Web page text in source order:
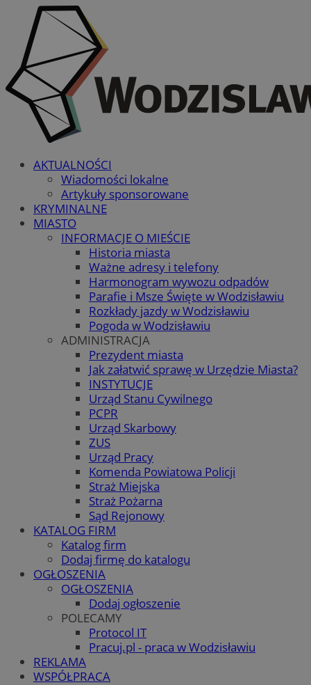
AKTUALNOŚCI
Wiadomości lokalne
Artykuły sponsorowane
KRYMINALNE
MIASTO
INFORMACJE O MIEŚCIE
Historia miasta
Ważne adresy i telefony
Harmonogram wywozu odpadów
Parafie i Msze Święte w Wodzisławiu
Rozkłady jazdy w Wodzisławiu
Pogoda w Wodzisławiu
ADMINISTRACJA
Prezydent miasta
Jak załatwić sprawę w Urzędzie Miasta?
INSTYTUCJE
Urząd Stanu Cywilnego
PCPR
Urząd Skarbowy
ZUS
Urząd Pracy
Komenda Powiatowa Policji
Straż Miejska
Straż Pożarna
Sąd Rejonowy
KATALOG FIRM
Katalog firm
Dodaj firmę do katalogu
OGŁOSZENIA
OGŁOSZENIA
Dodaj ogłoszenie
POLECAMY
Protocol IT
Pracuj.pl - praca w Wodzisławiu
REKLAMA
WSPÓŁPRACA